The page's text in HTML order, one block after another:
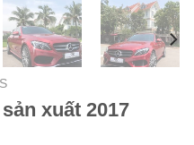
xuất 2017